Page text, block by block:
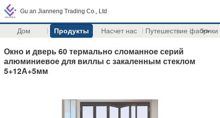
Gu an Jianneng Trading Co., Ltd
Дом Продукты Насчет нас Путешествие фабрики
>>
Окно и дверь 60 термально сломанное серий
алюминиевое для виллы с закаленным стеклом
5+12А+5мм